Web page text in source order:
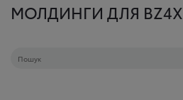
МОЛДИНГИ ДЛЯ BZ4X